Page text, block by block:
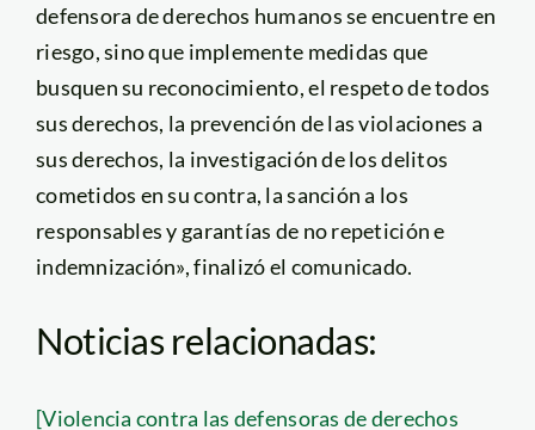
defensora de derechos humanos se encuentre en
riesgo, sino que implemente medidas que
busquen su reconocimiento, el respeto de todos
sus derechos, la prevención de las violaciones a
sus derechos, la investigación de los delitos
cometidos en su contra, la sanción a los
responsables y garantías de no repetición e
indemnización», finalizó el comunicado.
Noticias relacionadas:
[Violencia contra las defensoras de derechos